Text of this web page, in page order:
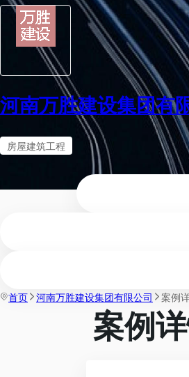
河南万胜建设集团有
房屋建筑工程
首页 河南万胜建设集团有限公司 案例
案例